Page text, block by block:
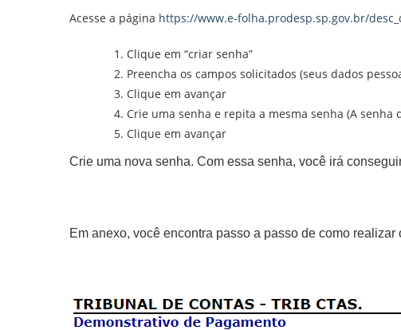
Acesse a página https://www.e-folha.prodesp.sp.gov.br/
Clique em “criar senha”
Preencha os campos solicitados (seus dados
Clique em avançar
Crie uma senha e repita a mesma senha (A
Clique em avançar
Crie uma nova senha. Com essa senha, você irá
Em anexo, você encontra passo a passo de como realizar